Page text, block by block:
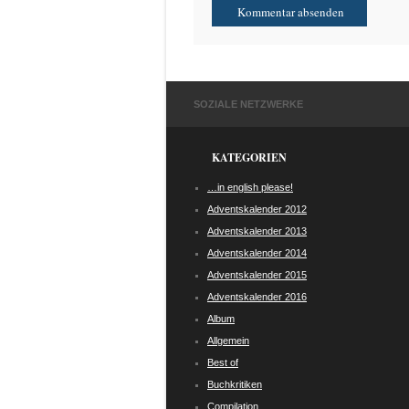
SOZIALE NETZWERKE
KATEGORIEN
…in english please!
Adventskalender 2012
Adventskalender 2013
Adventskalender 2014
Adventskalender 2015
Adventskalender 2016
Album
Allgemein
Best of
Buchkritiken
Compilation